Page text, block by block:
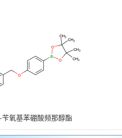
苄氧基苯硼酸频那醇酯